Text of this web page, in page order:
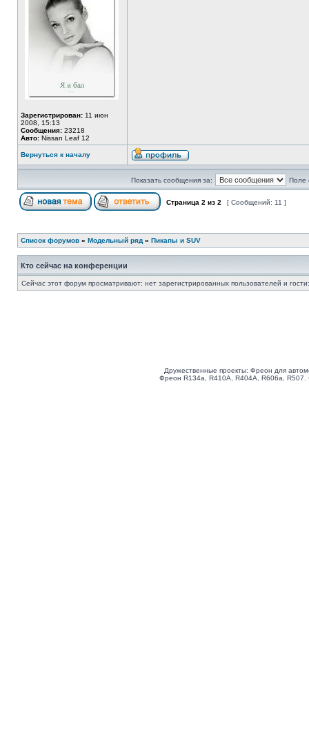
Зарегистрирован: 11 июн
2008, 15:13
Сообщения: 23218
Авто: Nissan Leaf 12
Вернуться к началу
Показать сообщения за: Поле
Страница 2 из 2 [ Сообщений: 11 ]
Список форумов » Модельный ряд » Пикапы и SUV
Кто сейчас на конференции
Сейчас этот форум просматривают: нет зарегистрированных пользователей и
Дружественные проекты: Фреон для
Фреон R134a, R410A, R404A, R606a,